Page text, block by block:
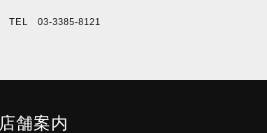
TEL 03-3385-8121
店舗案内